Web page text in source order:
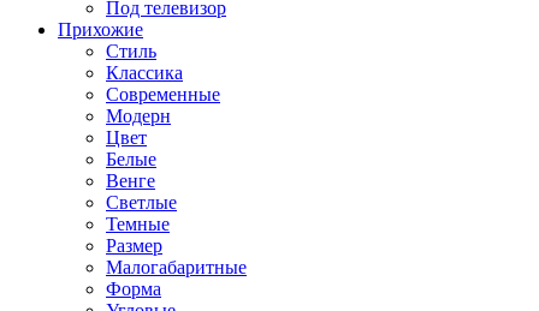
Под телевизор
Прихожие
Стиль
Классика
Современные
Модерн
Цвет
Белые
Венге
Светлые
Темные
Размер
Малогабаритные
Форма